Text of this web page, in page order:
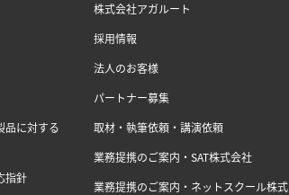
品に対する
指針
株式会社アガルート
採用情報
法人のお客様
パートナー募集
取材・執筆依頼・講演依頼
業務提携のご案内・SAT株式会社
業務提携のご案内・ネットスクール株式